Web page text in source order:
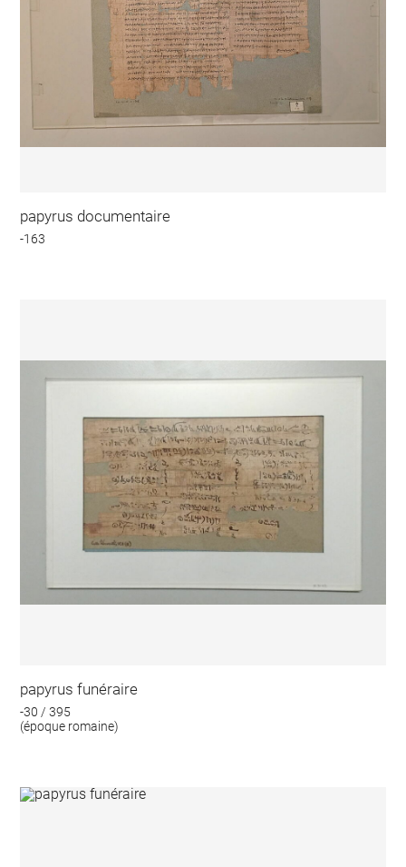
papyrus documentaire
-163
papyrus funéraire
-30 / 395
(époque romaine)